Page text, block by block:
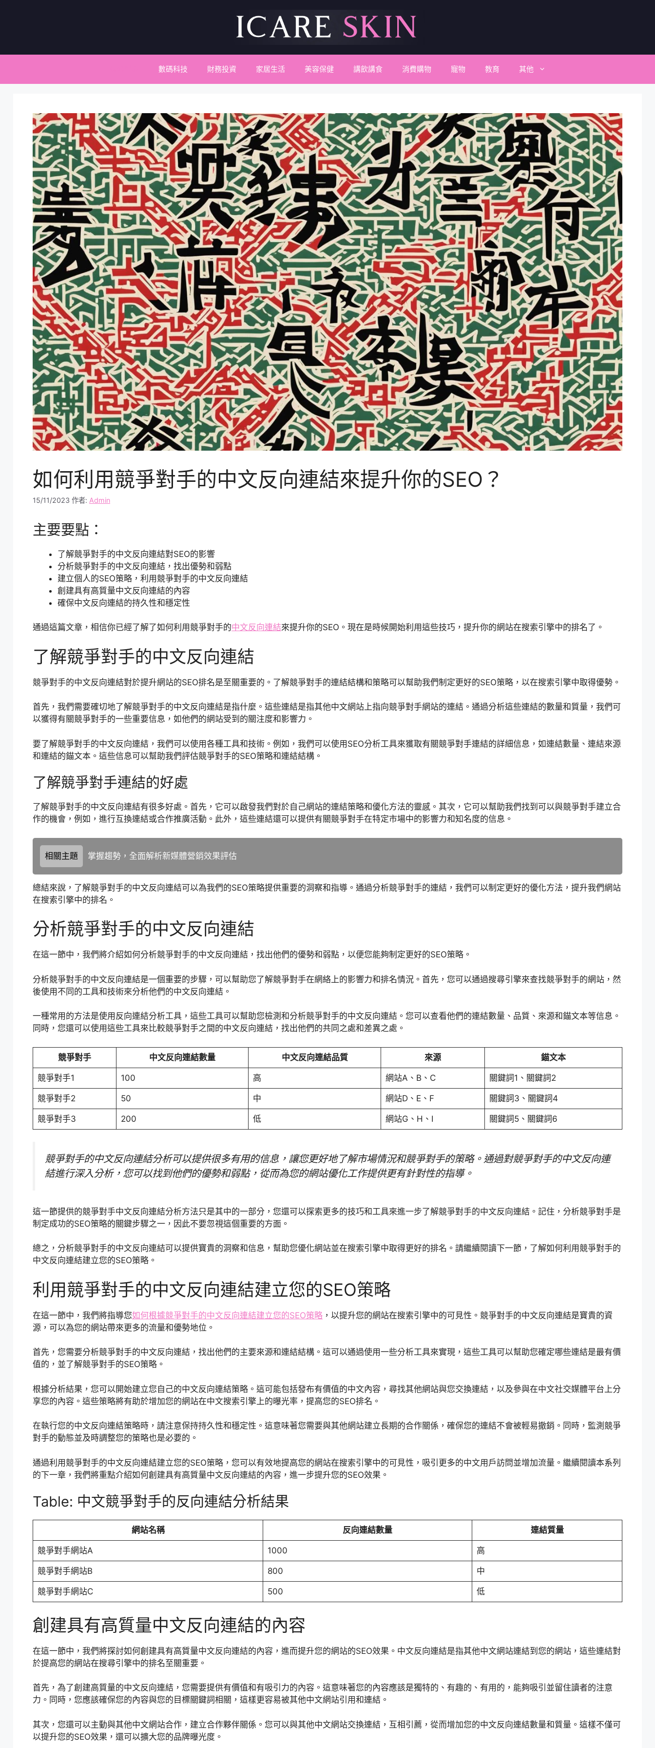
內
數碼科技 財務投資 家居生活 美容保健 講飲講食 消費購物 寵物 教育 其他
如何利用競爭對手的中文反向連結來提升你的SEO？
15/11/2023 作者: Admin
主要要點：
了解競爭對手的中文反向連結對SEO的影響
分析競爭對手的中文反向連結，找出優勢和弱點
建立個人的SEO策略，利用競爭對手的中文反向連結
創建具有高質量中文反向連結的內容
確保中文反向連結的持久性和穩定性
通過這篇文章，相信你已經了解了如何利用競爭對手的中文反向連結來提升你的SEO。現在是時候開始利用這些技巧，提升你的網站在搜索引擎中的排名了。
了解競爭對手的中文反向連結
競爭對手的中文反向連結對於提升網站的SEO排名是至關重要的。了解競爭對手的連結結構和策略可以幫助我們制定更好的SEO策略，以在搜索引擎中取得優勢。
首先，我們需要確切地了解競爭對手的中文反向連結是指什麼。這些連結是指其他中文網站上指向競爭對手網站的連結。通過分析這些連結的數量和質量，我們可
以獲得有關競爭對手的一些重要信息，如他們的網站受到的關注度和影響力。
要了解競爭對手的中文反向連結，我們可以使用各種工具和技術。例如，我們可以使用SEO分析工具來獲取有關競爭對手連結的詳細信息，如連結數量、連結來源
和連結的錨文本。這些信息可以幫助我們評估競爭對手的SEO策略和連結結構。
了解競爭對手連結的好處
了解競爭對手的中文反向連結有很多好處。首先，它可以啟發我們對於自己網站的連結策略和優化方法的靈感。其次，它可以幫助我們找到可以與競爭對手建立合
作的機會，例如，進行互換連結或合作推廣活動。此外，這些連結還可以提供有關競爭對手在特定市場中的影響力和知名度的信息。
相關主題 掌握趨勢，全面解析新媒體營銷效果評估
總結來說，了解競爭對手的中文反向連結可以為我們的SEO策略提供重要的洞察和指導。通過分析競爭對手的連結，我們可以制定更好的優化方法，提升我們網站
在搜索引擎中的排名。
分析競爭對手的中文反向連結
在這一節中，我們將介紹如何分析競爭對手的中文反向連結，找出他們的優勢和弱點，以便您能夠制定更好的SEO策略。
分析競爭對手的中文反向連結是一個重要的步驟，可以幫助您了解競爭對手在網絡上的影響力和排名情況。首先，您可以通過搜尋引擎來查找競爭對手的網站，然
後使用不同的工具和技術來分析他們的中文反向連結。
一種常用的方法是使用反向連結分析工具，這些工具可以幫助您檢測和分析競爭對手的中文反向連結。您可以查看他們的連結數量、品質、來源和錨文本等信息。
同時，您還可以使用這些工具來比較競爭對手之間的中文反向連結，找出他們的共同之處和差異之處。
競爭對手 中文反向連結數量 中文反向連結品質 來源 錨文本
競爭對手1 100 高 網站A、B、C 關鍵詞1、關鍵詞2
競爭對手2 50 中 網站D、E、F 關鍵詞3、關鍵詞4
競爭對手3 200 低 網站G、H、I 關鍵詞5、關鍵詞6
競爭對手的中文反向連結分析可以提供很多有用的信息，讓您更好地了解市場情況和競爭對手的策略。通過對競爭對手的中文反向連
結進行深入分析，您可以找到他們的優勢和弱點，從而為您的網站優化工作提供更有針對性的指導。
這一節提供的競爭對手中文反向連結分析方法只是其中的一部分，您還可以探索更多的技巧和工具來進一步了解競爭對手的中文反向連結。記住，分析競爭對手是
制定成功的SEO策略的關鍵步驟之一，因此不要忽視這個重要的方面。
總之，分析競爭對手的中文反向連結可以提供寶貴的洞察和信息，幫助您優化網站並在搜索引擎中取得更好的排名。請繼續閱讀下一節，了解如何利用競爭對手的
中文反向連結建立您的SEO策略。
利用競爭對手的中文反向連結建立您的SEO策略
在這一節中，我們將指導您如何根據競爭對手的中文反向連結建立您的SEO策略 ，以提升您的網站在搜索引擎中的可見性。競爭對手的中文反向連結是寶貴的資
源，可以為您的網站帶來更多的流量和優勢地位。
首先，您需要分析競爭對手的中文反向連結，找出他們的主要來源和連結結構。這可以通過使用一些分析工具來實現，這些工具可以幫助您確定哪些連結是最有價
值的，並了解競爭對手的SEO策略。
根據分析結果，您可以開始建立您自己的中文反向連結策略。這可能包括發布有價值的中文內容，尋找其他網站與您交換連結，以及參與在中文社交媒體平台上分
享您的內容。這些策略將有助於增加您的網站在中文搜索引擎上的曝光率，提高您的SEO排名。
在執行您的中文反向連結策略時，請注意保持持久性和穩定性。這意味著您需要與其他網站建立長期的合作關係，確保您的連結不會被輕易撤銷。同時，監測競爭
對手的動態並及時調整您的策略也是必要的。
通過利用競爭對手的中文反向連結建立您的SEO策略，您可以有效地提高您的網站在搜索引擎中的可見性，吸引更多的中文用戶訪問並增加流量。繼續閱讀本系列
的下一章，我們將重點介紹如何創建具有高質量中文反向連結的內容，進一步提升您的SEO效果。
Table: 中文競爭對手的反向連結分析結果
網站名稱 反向連結數量 連結質量
競爭對手網站A 1000 高
競爭對手網站B 800 中
競爭對手網站C 500 低
創建具有高質量中文反向連結的內容
在這一節中，我們將探討如何創建具有高質量中文反向連結的內容，進而提升您的網站的SEO效果。中文反向連結是指其他中文網站連結到您的網站，這些連結對
於提高您的網站在搜尋引擎中的排名至關重要。
首先，為了創建高質量的中文反向連結，您需要提供有價值和有吸引力的內容。這意味著您的內容應該是獨特的、有趣的、有用的，能夠吸引並留住讀者的注意
力。同時，您應該確保您的內容與您的目標關鍵詞相關，這樣更容易被其他中文網站引用和連結。
其次，您還可以主動與其他中文網站合作，建立合作夥伴關係。您可以與其他中文網站交換連結，互相引薦，從而增加您的中文反向連結數量和質量。這樣不僅可
以提升您的SEO效果，還可以擴大您的品牌曝光度。